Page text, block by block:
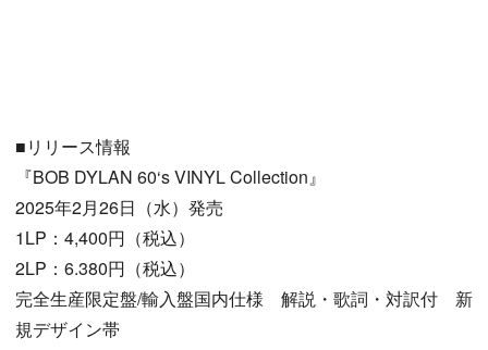
■リリース情報
『BOB DYLAN 60‘s VINYL Collection』
2025年2月26日（水）発売
1LP：4,400円（税込）
2LP：6.380円（税込）
完全生産限定盤/輸入盤国内仕様 解説・歌詞・対訳付 新
規デザイン帯